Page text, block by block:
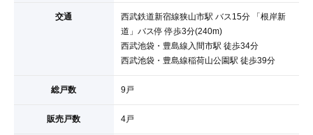
交通 西武鉄道新宿線狭山市駅 バス15分
「根岸新
道」 バス停 停歩3分(240m)
西武池袋・豊島線 入間市駅 徒歩34分
西武池袋・豊島線稲荷山公園駅 徒歩39分
総戸数 9戸
販売戸数 4戸